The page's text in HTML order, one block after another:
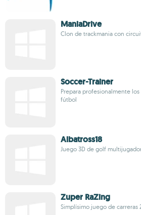
ManiaDrive
Clon de trackmania con
Soccer-Trainer
Prepara profesionalmente
fútbol
Albatross18
Juego 3D de golf
Zuper RaZing
Simplísimo juego de carreras